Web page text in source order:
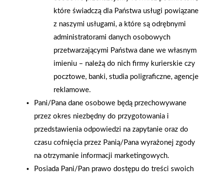
Grupa PSB Handel S.A.
gra z WOŚP. Powstała
firmowa eSkarbonka na
rzecz gastroenterologii
dziecięcej
Zacisze S.A. dołącza do
Grupy PSB. Sieć kończy
rok strategicznym
otwarciem po
rebrandingu
które świadczą dla Państwa usługi powiązane
z naszymi usługami, a które są odrębnymi
administratorami danych osobowych
przetwarzającymi Państwa dane we własnym
imieniu – należą do nich firmy kurierskie czy
pocztowe, banki, studia poligraficzne, agencje
reklamowe.
Pani/Pana dane osobowe będą przechowywane
przez okres niezbędny do przygotowania i
przedstawienia odpowiedzi na zapytanie oraz do
czasu cofnięcia przez Panią/Pana wyrażonej zgody
na otrzymanie informacji marketingowych.
Posiada Pani/Pan prawo dostępu do treści swoich